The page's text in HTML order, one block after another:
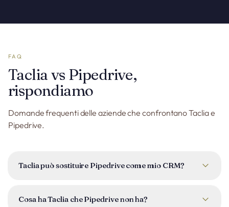
FAQ
Taclia vs Pipedrive,
rispondiamo
Domande frequenti delle aziende che confrontano Taclia e
Pipedrive.
Taclia può sostituire Pipedrive come mio CRM?
cliente e attività, più fatturazione, prenotazioni, gestione
Cosa ha Taclia che Pipedrive non ha?